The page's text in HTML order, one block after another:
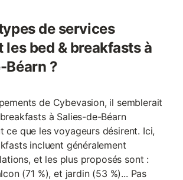
de services
les bed & breakfasts à
Béarn ?
de Cybevasion, il semblerait
à Salies-de-Béarn
ce que les voyageurs désirent. Ici,
incluent généralement
et les plus proposés sont :
(71 %), et jardin (53 %)... Pas